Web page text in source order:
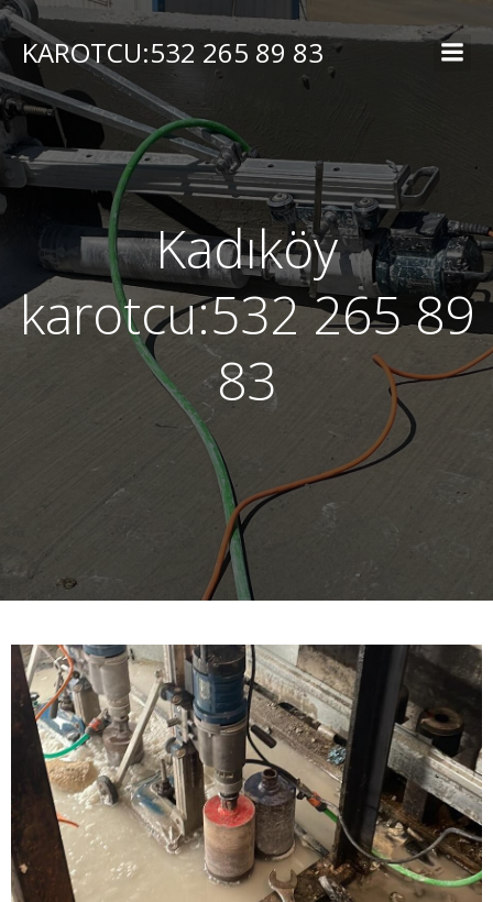
İçeriğe
geçKAROTCU:532 265 89 83
Kadıköy
karotcu:532 265 89
83